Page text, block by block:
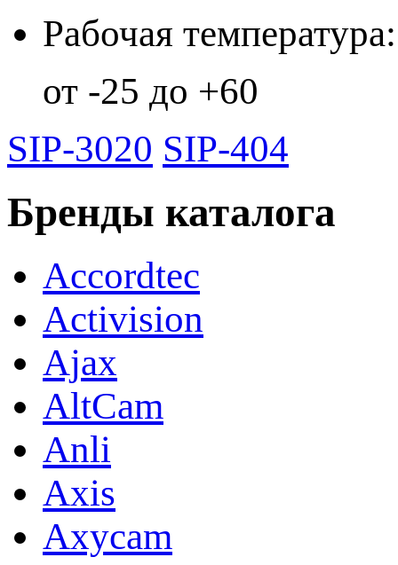
Рабочая температура:
от -25 до +60
SIP-3020 SIP-404
Бренды каталога
Accordtec
Activision
Ajax
AltCam
Anli
Axis
Axycam